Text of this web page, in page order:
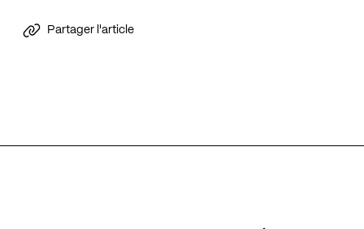
Partager l'article